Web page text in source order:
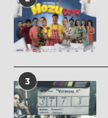
3